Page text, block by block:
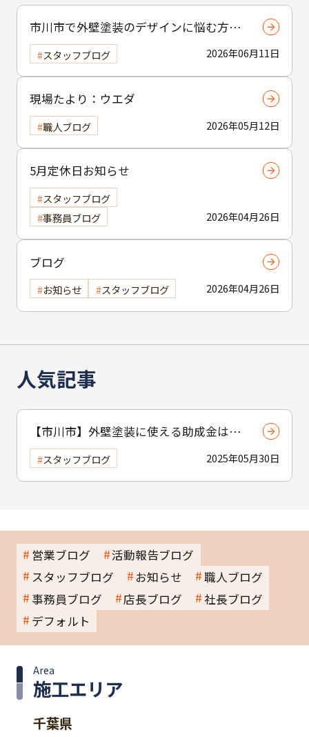
市川市で外壁塗装のデザインに悩む方へ
｜ 色選びの失敗を防ぐポイント
2026年06月11日
スタッフブログ
現場たより：ウエダ
2026年05月12日
職人ブログ
5月定休日お知らせ
2026年04月26日
スタッフブログ
事務員ブログ
ブログ
2026年04月26日
お知らせ スタッフブログ
人気記事
【市川市】外壁塗装に使える助成金はあ
る？ 補助制度と費用を抑えるコツを紹介2025年05月30日
スタッフブログ
営業ブログ
活動報告ブログ
スタッフブログ
お知らせ
職人ブログ
事務員ブログ
店長ブログ
社長ブログ
デフォルト
施工エリア
Area
千葉県